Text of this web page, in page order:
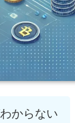
からない